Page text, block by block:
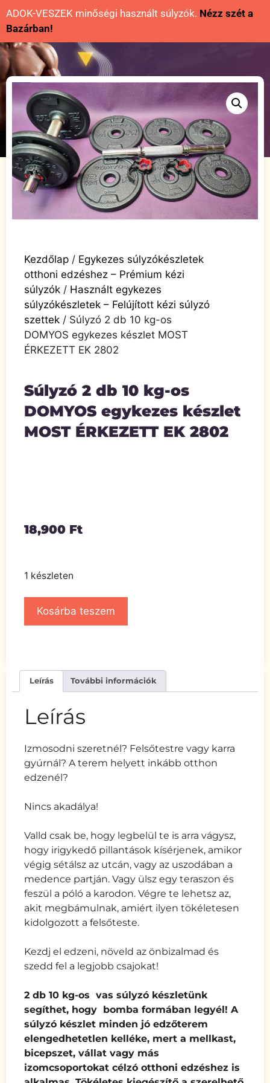
ADOK-VESZEK minőségi használt súlyzók. Nézz szét a
Bazárban!
Kezdőlap / Egykezes súlyzókészletek
otthoni edzéshez – Prémium kézi
súlyzók / Használt egykezes
súlyzókészletek – Felújított kézi súlyzó
szettek / Súlyzó 2 db 10 kg-os
DOMYOS egykezes készlet MOST
ÉRKEZETT EK 2802
Súlyzó 2 db 10 kg-os
DOMYOS egykezes készlet
MOST ÉRKEZETT EK 2802
18,900 Ft
1 készleten
Kosárba teszem
Leírás További információk
Leírás
Izmosodni szeretnél? Felsőtestre vagy karra
gyúrnál? A terem helyett inkább otthon
edzenél?
Nincs akadálya!
Valld csak be, hogy legbelül te is arra vágysz,
hogy irigykedő pillantások kísérjenek, amikor
végig sétálsz az utcán, vagy az uszodában a
medence partján. Vagy ülsz egy teraszon és
feszül a póló a karodon. Végre te lehetsz az,
akit megbámulnak, amiért ilyen tökéletesen
kidolgozott a felsőteste.
Kezdj el edzeni, növeld az önbizalmad és
szedd fel a legjobb csajokat!
2 db 10 kg-os vas súlyzó készletünk
segíthet, hogy bomba formában legyél! A
súlyzó készlet minden jó edzőterem
elengedhetetlen kelléke, mert a mellkast,
bicepszet, vállat vagy más
izomcsoportokat célzó otthoni edzéshez is